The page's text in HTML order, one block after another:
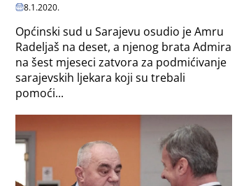
8.1.2020.
Općinski sud u Sarajevu osudio je Amru
Radeljaš na deset, a njenog brata Admira
na šest mjeseci zatvora za podmićivanje
sarajevskih ljekara koji su trebali
pomoći...